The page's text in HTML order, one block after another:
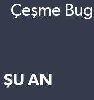
Çeşme
ŞU AN